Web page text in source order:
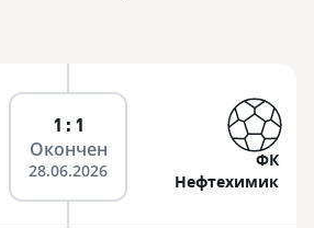
1 : 1
Окончен
28.06.2026
ФК
Нефтехимик